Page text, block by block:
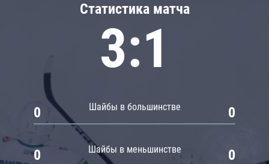
Статистика матча
3:1
Шайбы в большинстве
0 0
Шайбы в меньшинстве
0 0